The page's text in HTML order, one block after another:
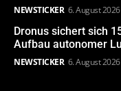
NEWSTICKER 6. August 2026
Dronus sichert sich
Aufbau autonomer
NEWSTICKER 6. August 2026